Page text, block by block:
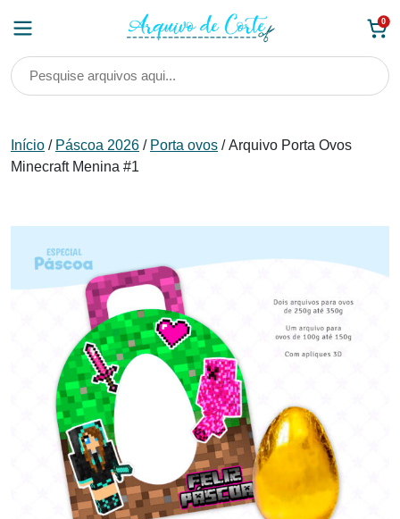
0
Início / Páscoa 2026 / Porta ovos / Arquivo Porta Ovos
Minecraft Menina #1